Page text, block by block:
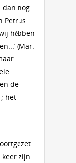
dan nog
Petrus
hébben
(Mar.
de
het
keer zijn